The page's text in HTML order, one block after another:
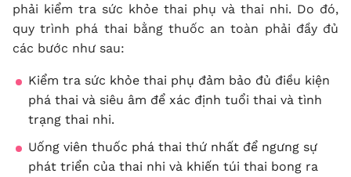
phải kiểm tra sức khỏe thai phụ và thai nhi. Do đó,
quy trình phá thai bằng thuốc an toàn phải đầy đủ
các bước như sau:
Kiểm tra sức khỏe thai phụ đảm bảo đủ điều kiện
phá thai và siêu âm để xác định tuổi thai và tình
trạng thai nhi.
Uống viên thuốc phá thai thứ nhất để ngưng sự
phát triển của thai nhi và khiến túi thai bong ra